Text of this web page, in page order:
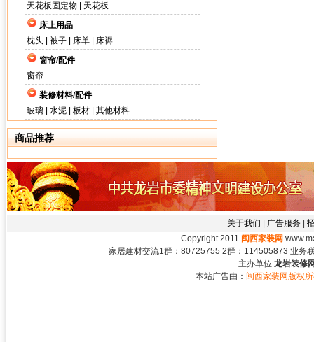
天花板固定物
天花板
床上用品
枕头| 被子| 床单|
床褥
窗帘/配件
窗帘
装修材料/配件
玻璃| 水泥| 板材| 其他材料
商品推荐
关于我们 广告服务|
Copyright 2011 闽西家装网
家居建材交流1群：80725755 2群：114505873 业务
主办单位:龙岩装修
本站广告由： 闽西家装网版权